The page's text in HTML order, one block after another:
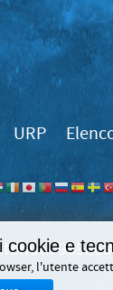
URP
989868
e
l'utente